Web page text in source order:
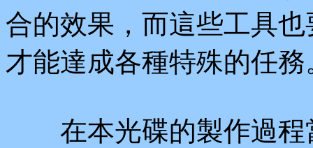
合的效果，而這些工具
才能達成各種特殊的任務
在本光碟的製作過程